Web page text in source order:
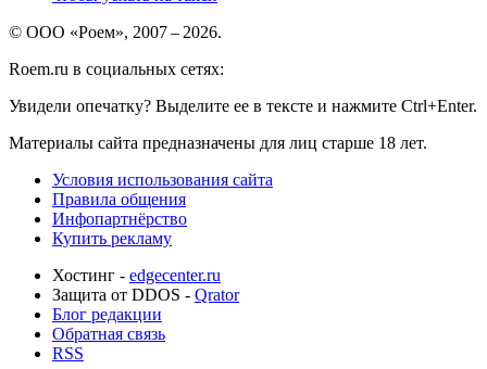
© ООО «Роем», 2007 – 2026.
Roem.ru в социальных сетях:
Увидели опечатку? Выделите ее в тексте и нажмите Ctrl+Enter.
Материалы сайта предназначены для лиц старше 18 лет.
Условия использования сайта
Правила общения
Инфопартнёрство
Купить рекламу
Хостинг - edgecenter.ru
Защита от DDOS - Qrator
Блог редакции
Обратная связь
RSS